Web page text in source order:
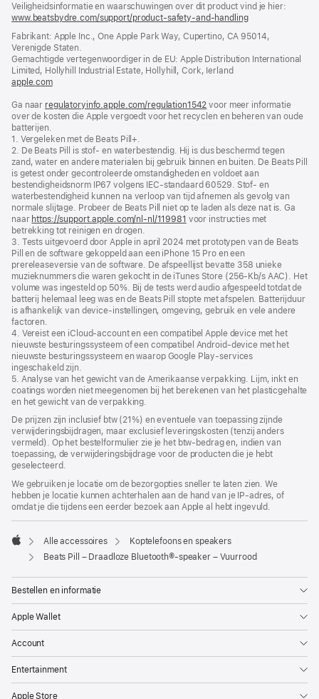
Veiligheidsinformatie en waarschuwingen over dit product vind je hier:
www.beatsbydre.com/support/product-safety-and-handling(wordt
nieuw
geopend)
Fabrikant: Apple Inc., One Apple Park Way, Cupertino, CA 95014,
Verenigde Staten.
Gemachtigde vertegenwoordiger in de EU: Apple Distribution International
Limited, Hollyhill Industrial Estate, Hollyhill, Cork, Ierland
apple.com(wordt
nieuw
venster
Ga naar regulatoryinfo.apple.com/regulation1542 (wordt
in
geopend)
voor meer informatie
over de kosten die Apple vergoedt voor het recyclen en beheren van oude
batterijen.
1. Vergeleken met de Beats Pill+.
2. De Beats Pill is stof- en waterbestendig. Hij is dus beschermd tegen
zand, water en andere materialen bij gebruik binnen en buiten. De Beats Pill
is getest onder gecontroleerde omstandigheden en voldoet aan
bestendigheidsnorm IP67 volgens IEC‑standaard 60529. Stof- en
waterbestendigheid kunnen na verloop van tijd afnemen als gevolg van
normale slijtage. Probeer de Beats Pill niet op te laden als deze nat is. Ga
naar https://support.apple.com/nl-nl/119981 voor instructies met
betrekking tot reinigen en drogen.
3. Tests uitgevoerd door Apple in april 2024 met prototypen van de Beats
Pill en de software gekoppeld aan een iPhone 15 Pro en een
prereleaseversie van de software. De afspeellijst bevatte 358 unieke
muzieknummers die waren gekocht in de iTunes Store (256-Kb/s AAC). Het
volume was ingesteld op 50%. Bij de tests werd audio afgespeeld totdat de
batterij helemaal leeg was en de Beats Pill stopte met afspelen. Batterijduur
is afhankelijk van device-instellingen, omgeving, gebruik en vele andere
factoren.
4. Vereist een iCloud-account en een compatibel Apple device met het
nieuwste besturingssysteem of een compatibel Android-device met het
nieuwste besturingssysteem en waarop Google Play-services
ingeschakeld zijn.
5. Analyse van het gewicht van de Amerikaanse verpakking. Lijm, inkt en
coatings worden niet meegenomen bij het berekenen van het plastic­gehalte
en het gewicht van de verpakking.
De prijzen zijn inclusief btw (21%) en eventuele van toepassing zijnde
verwijderingsbijdragen, maar exclusief leveringskosten (tenzij anders
vermeld). Op het bestelformulier zie je het btw-bedrag en, indien van
toepassing, de verwijderingsbijdrage voor de producten die je hebt
geselecteerd.
We gebruiken je locatie om de bezorgopties sneller te laten zien. We
hebben je locatie kunnen achterhalen aan de hand van je IP-adres, of
omdat je die tijdens een eerder bezoek aan Apple al hebt ingevuld.
Apple
Alle accessoires
Koptelefoons en speakers
Beats Pill – Draadloze Bluetooth®-speaker – Vuurrood
Bestellen en informatie
Apple Wallet
Account
Entertainment
Apple Store